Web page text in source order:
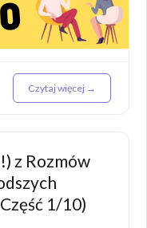
Czytaj więcej →
z Rozmów
1/10)